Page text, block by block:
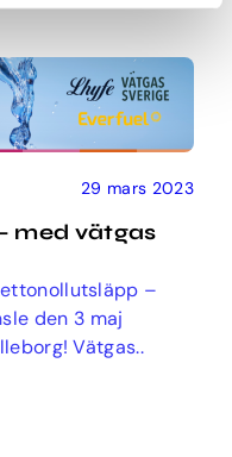
29 mars 2023
med vätgas
–
den 3 maj
Vätgas..